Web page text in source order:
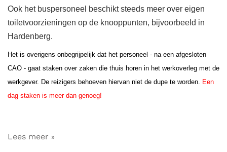
Ook het buspersoneel beschikt steeds meer over eigen
toiletvoorzieningen op de knooppunten, bijvoorbeeld in
Hardenberg.
Het is overigens onbegrijpelijk dat het personeel - na een afgesloten
CAO - gaat staken over zaken die thuis horen in het werkoverleg met de
werkgever. De reizigers behoeven hiervan niet de dupe te worden. Een
dag staken is meer dan genoeg!
Lees meer